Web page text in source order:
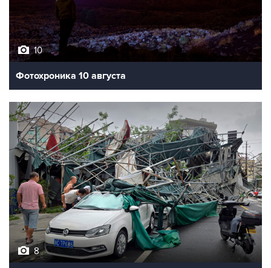
10
Фотохроника 10 августа
8